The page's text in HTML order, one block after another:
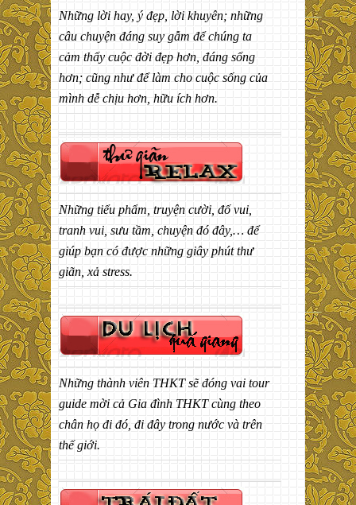
Những lời hay, ý đẹp, lời khuyên; những
câu chuyện đáng suy gẫm để chúng ta
cảm thấy cuộc đời đẹp hơn, đáng sống
hơn; cũng như để làm cho cuộc sống của
mình dễ chịu hơn, hữu ích hơn.
Những tiểu phẩm, truyện cười, đố vui,
tranh vui, sưu tầm, chuyện đó đây,… để
giúp bạn có được những giây phút thư
giãn, xả stress.
Những thành viên THKT sẽ đóng vai tour
guide mời cả Gia đình THKT cùng theo
chân họ đi đó, đi đây trong nước và trên
thế giới.